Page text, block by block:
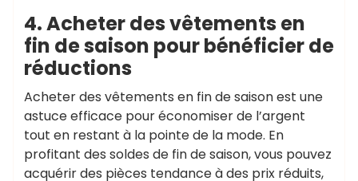
4. Acheter des vêtements en
fin de saison pour bénéficier de
réductions
Acheter des vêtements en fin de saison est une
astuce efficace pour économiser de l’argent
tout en restant à la pointe de la mode. En
profitant des soldes de fin de saison, vous pouvez
acquérir des pièces tendance à des prix réduits,